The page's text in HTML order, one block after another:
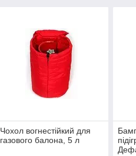
Чохол вогнестійкий для
газового балона, 5 л